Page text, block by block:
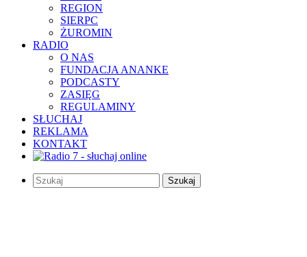
REGION
SIERPC
ŻUROMIN
RADIO
O NAS
FUNDACJA ANANKE
PODCASTY
ZASIĘG
REGULAMINY
SŁUCHAJ
REKLAMA
KONTAKT
Szukaj